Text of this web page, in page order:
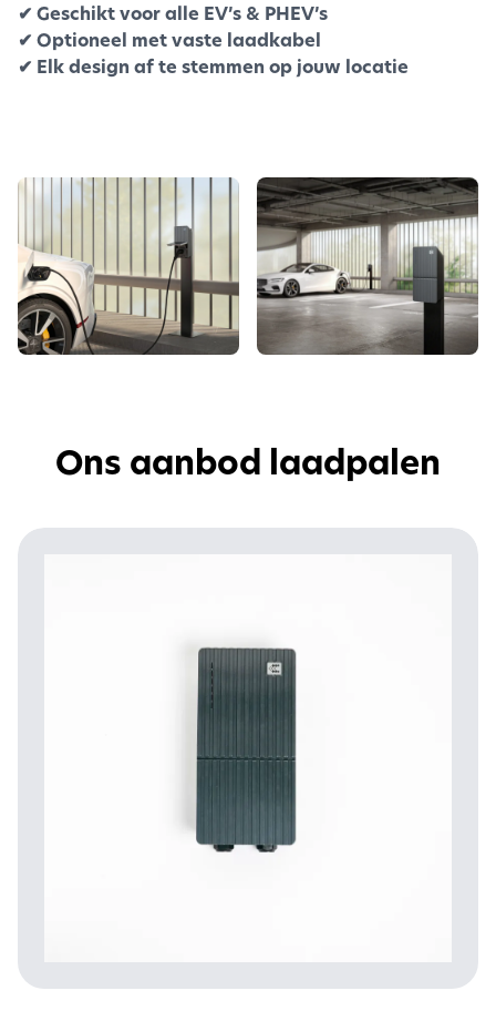
✔ Geschikt voor alle EV’s & PHEV’s
✔ Optioneel met vaste laadkabel
✔ Elk design af te stemmen op jouw locatie
Ons aanbod laadpalen